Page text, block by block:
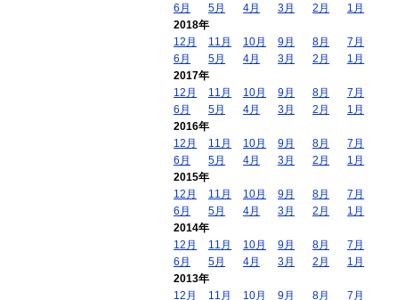
6月
5月 4月 3月 2月
1月
2018年
12月
11月 10月 9月 8月
7月
6月
5月 4月 3月 2月
1月
2017年
12月
11月 10月 9月 8月
7月
6月
5月 4月 3月 2月
1月
2016年
12月
11月 10月 9月 8月
7月
6月
5月 4月 3月 2月
1月
2015年
12月
11月 10月 9月 8月
7月
6月
5月 4月 3月 2月
1月
2014年
12月
11月 10月 9月 8月
7月
6月
5月 4月 3月 2月
1月
2013年
12月
11月 10月 9月 8月 7月